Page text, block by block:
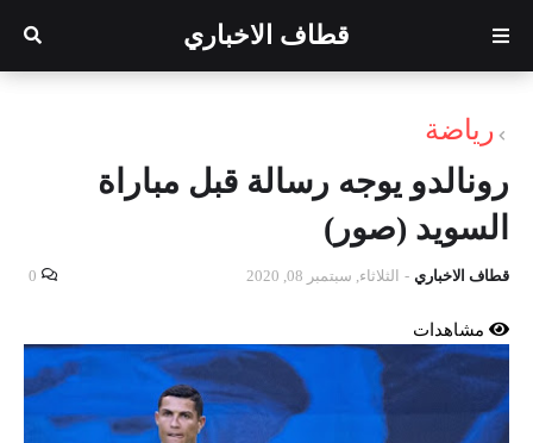
قطاف الاخباري
رياضة
رونالدو يوجه رسالة قبل مباراة
السويد (صور)
قطاف الاخباري - الثلاثاء, سبتمبر 08, 2020 0
مشاهدات